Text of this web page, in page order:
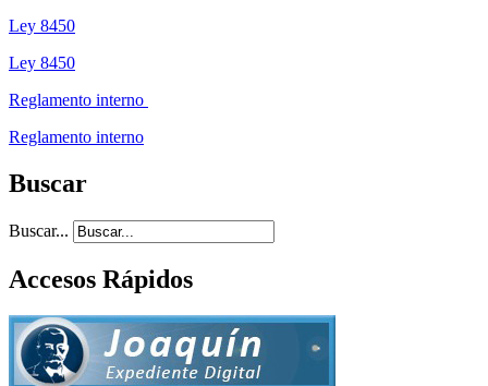
Ley 8450
Ley 8450
Reglamento interno
Reglamento interno
Buscar
Buscar...
Accesos Rápidos